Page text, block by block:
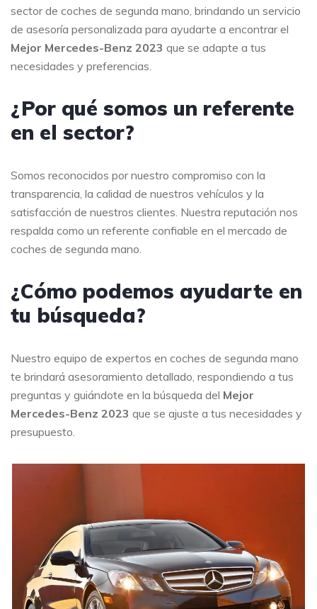
sector de coches de segunda mano, brindando un servicio
de asesoría personalizada para ayudarte a encontrar el
Mejor Mercedes-Benz 2023 que se adapte a tus
necesidades y preferencias.
¿Por qué somos un referente
en el sector?
Somos reconocidos por nuestro compromiso con la
transparencia, la calidad de nuestros vehículos y la
satisfacción de nuestros clientes. Nuestra reputación nos
respalda como un referente confiable en el mercado de
coches de segunda mano.
¿Cómo podemos ayudarte en
tu búsqueda?
Nuestro equipo de expertos en coches de segunda mano
te brindará asesoramiento detallado, respondiendo a tus
preguntas y guiándote en la búsqueda del Mejor
Mercedes-Benz 2023 que se ajuste a tus necesidades y
presupuesto.